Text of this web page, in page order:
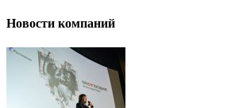
Новости компаний